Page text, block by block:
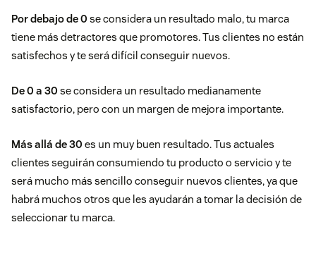
Por debajo de 0 se considera un resultado malo, tu marca
tiene más detractores que promotores. Tus clientes no están
satisfechos y te será difícil conseguir nuevos.
De 0 a 30 se considera un resultado medianamente
satisfactorio, pero con un margen de mejora importante.
Más allá de 30 es un muy buen resultado. Tus actuales
clientes seguirán consumiendo tu producto o servicio y te
será mucho más sencillo conseguir nuevos clientes, ya que
habrá muchos otros que les ayudarán a tomar la decisión de
seleccionar tu marca.